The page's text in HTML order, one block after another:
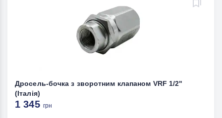
Дросель-бочка з зворотним клапаном VRF 1/2"
(Італія)
1 345 грн